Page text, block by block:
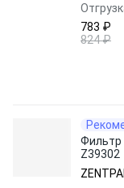
783 ₽
824 ₽
Фильтр
Z39302